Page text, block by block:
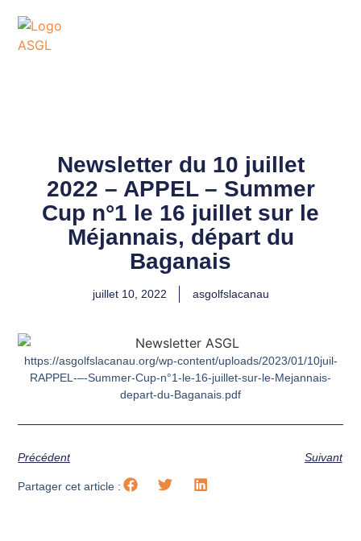
Newsletter du 10 juillet
2022 – APPEL – Summer
Cup n°1 le 16 juillet sur le
Méjannais, départ du
Baganais
juillet 10, 2022 asgolfslacanau
https://asgolfslacanau.org/wp-content/uploads/2023/01/10juil-
RAPPEL-–-Summer-Cup-n°1-le-16-juillet-sur-le-Mejannais-
depart-du-Baganais.pdf
Précédent Suivant
Partager cet article :